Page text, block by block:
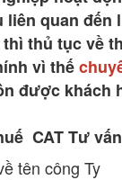
liên quan đến
thủ tục về
vì thế
được khách
CAT Tư
tên công Ty